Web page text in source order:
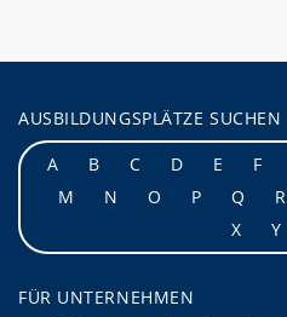
AUSBILDUNGSPLÄTZE SUCHEN
A
B C D E F
M
N O P Q R
X
Y
FÜR UNTERNEHMEN